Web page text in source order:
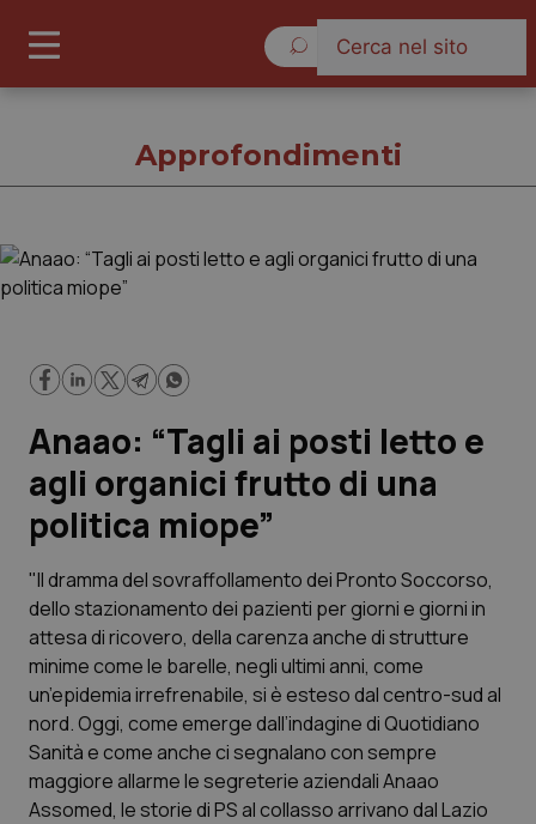
Governo e Parlamento
Regioni e Asl
Lavoro e Professioni
Scienza e Farmaci
Studi e Analisi
Lettere al direttore
Edizioni Regionali
Approfondimenti
Anaao: “Tagli ai posti letto e
agli organici frutto di una
politica miope”
"Il dramma del sovraffollamento dei Pronto Soccorso,
dello stazionamento dei pazienti per giorni e giorni in
attesa di ricovero, della carenza anche di strutture
minime come le barelle, negli ultimi anni, come
un’epidemia irrefrenabile, si è esteso dal centro-sud al
nord. Oggi, come emerge dall’indagine di Quotidiano
Sanitàe come anche ci segnalano con sempre
maggiore allarme le segreterie aziendali Anaao
Assomed, le storie di PS al collasso arrivano dal Lazio